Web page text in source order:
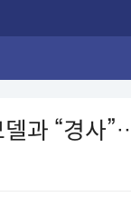
델과 “경사